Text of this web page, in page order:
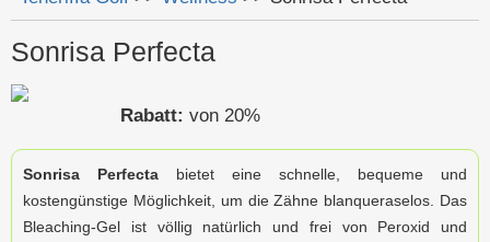
Sie sind hier
Sonrisa Perfecta
Rabatt: von 20%
Sonrisa Perfecta bietet eine schnelle, bequeme und
kostengünstige Möglichkeit, um die Zähne blanqueraselos. Das
Bleaching-Gel ist völlig natürlich und frei von Peroxid und